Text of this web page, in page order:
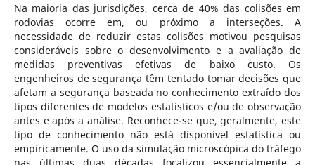
Na maioria das jurisdições, cerca de 40% das colisões em
rodovias ocorre em, ou próximo a interseções. A
necessidade de reduzir estas colisões motivou pesquisas
consideráveis sobre o desenvolvimento e a avaliação de
medidas preventivas efetivas de baixo custo. Os
engenheiros de segurança têm tentado tomar decisões que
afetam a segurança baseada no conhecimento extraído dos
tipos diferentes de modelos estatísticos e/ou de observação
antes e após a análise. Reconhece-se que, geralmente, este
tipo de conhecimento não está disponível estatística ou
empiricamente. O uso da simulação microscópica do tráfego